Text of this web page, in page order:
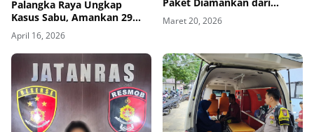
Palangka Raya Ungkap
Kasus Sabu, Amankan 29
Paket Siap Edar
April 16, 2026
Paket Diamankan dari
Seorang Pelaku
Maret 20, 2026